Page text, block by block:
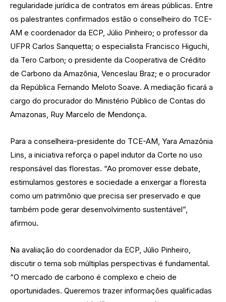
regularidade jurídica de contratos em áreas públicas. Entre
os palestrantes confirmados estão o conselheiro do TCE-
AM e coordenador da ECP, Júlio Pinheiro; o professor da
UFPR Carlos Sanquetta; o especialista Francisco Higuchi,
da Tero Carbon; o presidente da Cooperativa de Crédito
de Carbono da Amazônia, Venceslau Braz; e o procurador
da República Fernando Meloto Soave. A mediação ficará a
cargo do procurador do Ministério Público de Contas do
Amazonas, Ruy Marcelo de Mendonça.
Para a conselheira-presidente do TCE-AM, Yara Amazônia
Lins, a iniciativa reforça o papel indutor da Corte no uso
responsável das florestas. “Ao promover esse debate,
estimulamos gestores e sociedade a enxergar a floresta
como um patrimônio que precisa ser preservado e que
também pode gerar desenvolvimento sustentável”,
afirmou.
Na avaliação do coordenador da ECP, Júlio Pinheiro,
discutir o tema sob múltiplas perspectivas é fundamental.
“O mercado de carbono é complexo e cheio de
oportunidades. Queremos trazer informações qualificadas